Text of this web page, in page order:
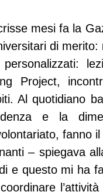
mesi fa la
di
Project,
Al quotidiano
e la
fanno il
– spiegava
e questo mi ha